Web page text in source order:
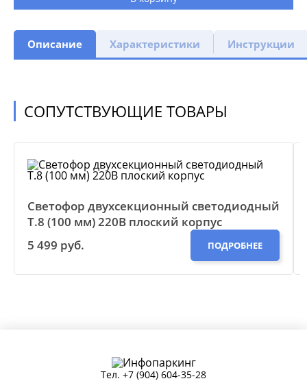
Описание Характеристики Инструкции
СОПУТСТВУЮЩИЕ ТОВАРЫ
Светофор двухсекционный светодиодный
Т.8 (100 мм) 220В плоский корпус
5 499 руб.
ПОДРОБНЕЕ
Тел. +7 (904) 604-35-28